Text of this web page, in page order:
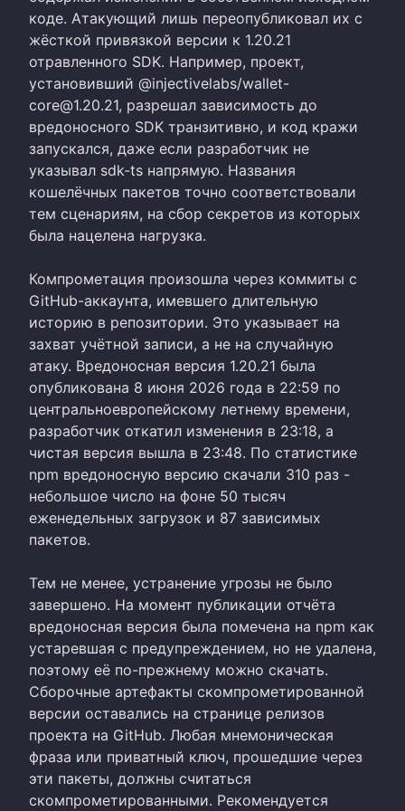
коде. Атакующий лишь переопубликовал их с
жёсткой привязкой версии к 1.20.21
отравленного SDK. Например, проект,
установивший @injectivelabs/wallet-
core@1.20.21, разрешал зависимость до
вредоносного SDK транзитивно, и код кражи
запускался, даже если разработчик не
указывал sdk-ts напрямую. Названия
кошелёчных пакетов точно соответствовали
тем сценариям, на сбор секретов из которых
была нацелена нагрузка.
Компрометация произошла через коммиты с
GitHub-аккаунта, имевшего длительную
историю в репозитории. Это указывает на
захват учётной записи, а не на случайную
атаку. Вредоносная версия 1.20.21 была
опубликована 8 июня 2026 года в 22:59 по
центральноевропейскому летнему времени,
разработчик откатил изменения в 23:18, а
чистая версия вышла в 23:48. По статистике
npm вредоносную версию скачали 310 раз -
небольшое число на фоне 50 тысяч
еженедельных загрузок и 87 зависимых
пакетов.
Тем не менее, устранение угрозы не было
завершено. На момент публикации отчёта
вредоносная версия была помечена на npm как
устаревшая с предупреждением, но не удалена,
поэтому её по-прежнему можно скачать.
Сборочные артефакты скомпрометированной
версии оставались на странице релизов
проекта на GitHub. Любая мнемоническая
фраза или приватный ключ, прошедшие через
эти пакеты, должны считаться
скомпрометированными. Рекомендуется